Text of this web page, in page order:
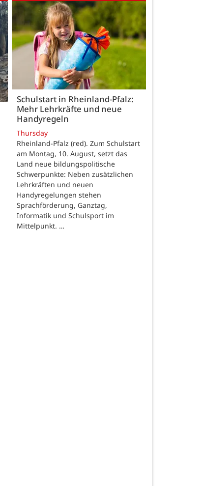
Schulstart in Rheinland-Pfalz:
Mehr Lehrkräfte und neue
Handyregeln
Thursday
Rheinland-Pfalz (red). Zum Schulstart
am Montag, 10. August, setzt das
Land neue bildungspolitische
Schwerpunkte: Neben zusätzlichen
Lehrkräften und neuen
Handyregelungen stehen
Sprachförderung, Ganztag,
Informatik und Schulsport im
Mittelpunkt. …